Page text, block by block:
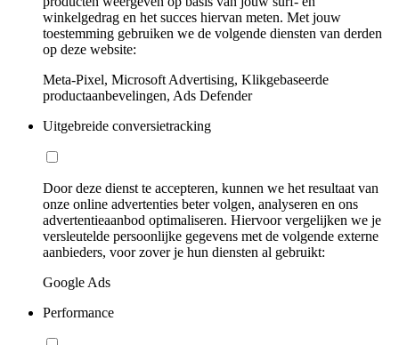
winkelgedrag en het succes hiervan meten. Met jouw
toestemming gebruiken we de volgende diensten van derden
op deze website:
Meta-Pixel, Microsoft Advertising, Klikgebaseerde
productaanbevelingen, Ads Defender
Uitgebreide conversietracking
Door deze dienst te accepteren, kunnen we het resultaat van
onze online advertenties beter volgen, analyseren en ons
advertentieaanbod optimaliseren. Hiervoor vergelijken we je
versleutelde persoonlijke gegevens met de volgende externe
aanbieders, voor zover je hun diensten al gebruikt:
Google Ads
Performance